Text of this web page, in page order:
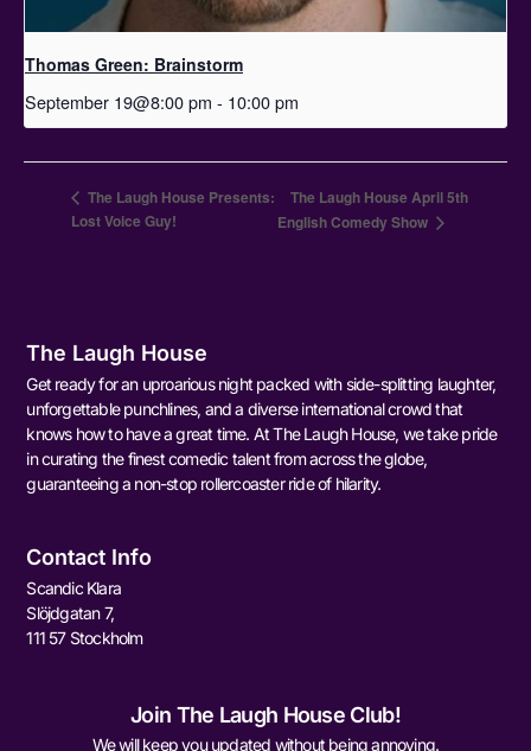
Thomas Green: Brainstorm
September 19@8:00 pm - 10:00 pm
The Laugh House Presents:
Lost Voice Guy!
The Laugh House April 5th
English Comedy Show
The Laugh House
Get ready for an uproarious night packed with side-splitting laughter,
unforgettable punchlines, and a diverse international crowd that
knows how to have a great time. At The Laugh House, we take pride
in curating the finest comedic talent from across the globe,
guaranteeing a non-stop rollercoaster ride of hilarity.
Contact Info
Scandic Klara
Slöjdgatan 7,
111 57 Stockholm
Join The Laugh House Club!
We will keep you updated without being annoying.